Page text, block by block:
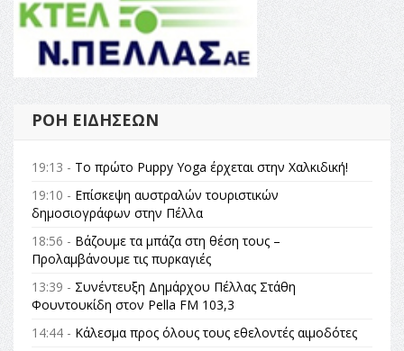
ΡΟΉ ΕΙΔΉΣΕΩΝ
19:13 - Το πρώτο Puppy Yoga έρχεται στην Χαλκιδική!
19:10 - Επίσκεψη αυστραλών τουριστικών
δημοσιογράφων στην Πέλλα
18:56 - Βάζουμε τα μπάζα στη θέση τους –
Προλαμβάνουμε τις πυρκαγιές
13:39 - Συνέντευξη Δημάρχου Πέλλας Στάθη
Φουντουκίδη στον Pella FM 103,3
14:44 - Κάλεσμα προς όλους τους εθελοντές αιμοδότες